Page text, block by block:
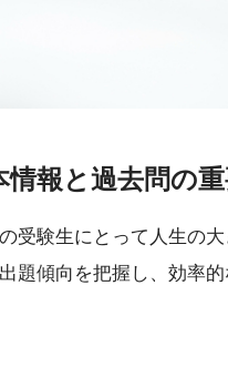
報と過去問の
受験生にとって人生の
題傾向を把握し、効率